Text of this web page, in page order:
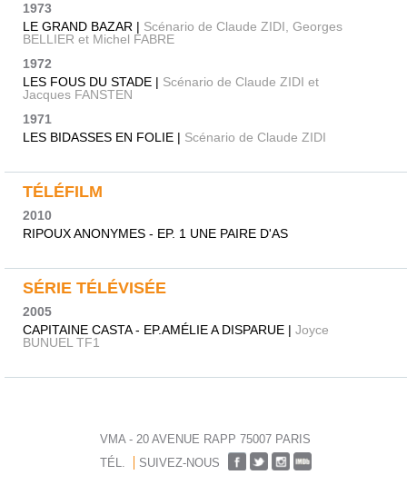
1973
LE GRAND BAZAR | Scénario de Claude ZIDI, Georges
BELLIER et Michel FABRE
1972
LES FOUS DU STADE | Scénario de Claude ZIDI et
Jacques FANSTEN
1971
LES BIDASSES EN FOLIE | Scénario de Claude ZIDI
TÉLÉFILM
2010
RIPOUX ANONYMES - EP. 1 UNE PAIRE D'AS
SÉRIE TÉLÉVISÉE
2005
CAPITAINE CASTA - EP.AMÉLIE A DISPARUE | Joyce
BUNUEL TF1
VMA - 20 AVENUE RAPP 75007 PARIS
TÉL.
SUIVEZ-NOUS